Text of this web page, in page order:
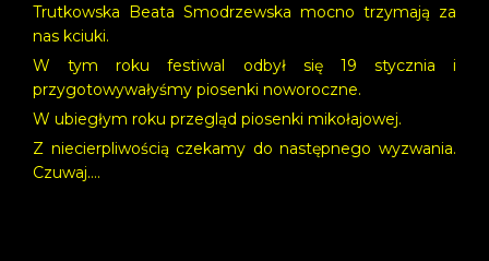
Trutkowska Beata Smodrzewska mocno trzymają za
nas kciuki.
W tym roku festiwal odbył się 19 stycznia i
przygotowywałyśmy piosenki noworoczne.
W ubiegłym roku przegląd piosenki mikołajowej.
Z niecierpliwością czekamy do następnego wyzwania.
Czuwaj….